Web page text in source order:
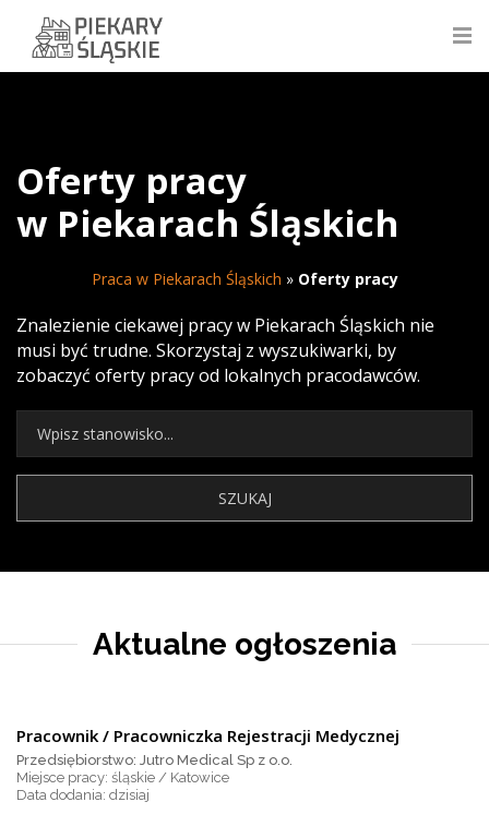
Oferty pracy
w Piekarach Śląskich
Praca w Piekarach Śląskich » Oferty pracy
Znalezienie ciekawej pracy w Piekarach Śląskich nie
musi być trudne. Skorzystaj z wyszukiwarki, by
zobaczyć oferty pracy od lokalnych pracodawców.
Aktualne ogłoszenia
Pracownik / Pracowniczka Rejestracji Medycznej
Przedsiębiorstwo: Jutro Medical Sp z o.o.
Miejsce pracy: śląskie / Katowice
dzisiaj